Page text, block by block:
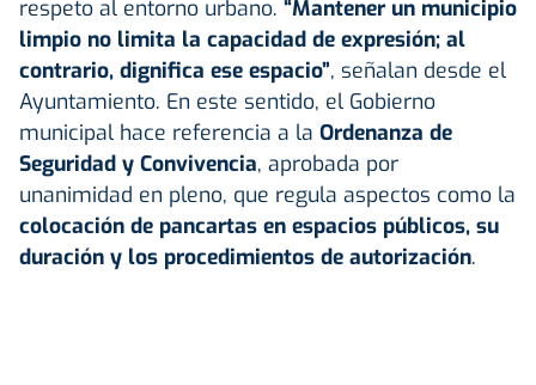
respeto al entorno urbano. “Mantener un municipio
limpio no limita la capacidad de expresión; al
contrario, dignifica ese espacio”, señalan desde el
Ayuntamiento. En este sentido, el Gobierno
municipal hace referencia a la Ordenanza de
Seguridad y Convivencia, aprobada por
unanimidad en pleno, que regula aspectos como la
colocación de pancartas en espacios públicos, su
duración y los procedimientos de autorización.